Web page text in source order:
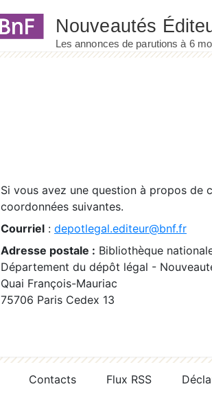
Si vous avez une question à propos de
coordonnées suivantes.
Courriel : depotlegal.editeur@bnf.fr
Adresse postale : Bibliothèque
Département du dépôt légal -
Quai François-Mauriac
75706 Paris Cedex 13
Contacts Flux RSS